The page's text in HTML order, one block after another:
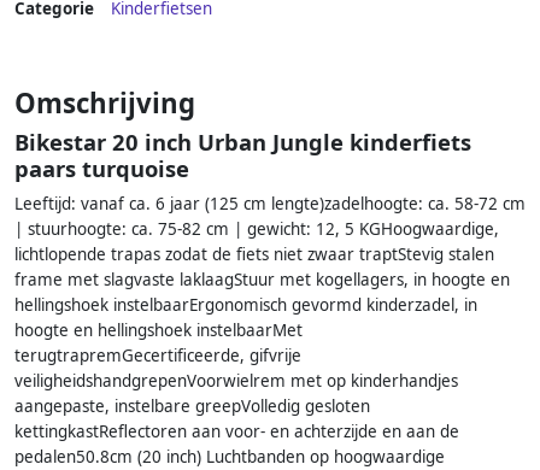
Categorie
Kinderfietsen
Omschrijving
Bikestar 20 inch Urban Jungle kinderfiets
paars turquoise
Leeftijd: vanaf ca. 6 jaar (125 cm lengte)zadelhoogte: ca. 58-72 cm
| stuurhoogte: ca. 75-82 cm | gewicht: 12, 5 KGHoogwaardige,
lichtlopende trapas zodat de fiets niet zwaar traptStevig stalen
frame met slagvaste laklaagStuur met kogellagers, in hoogte en
hellingshoek instelbaarErgonomisch gevormd kinderzadel, in
hoogte en hellingshoek instelbaarMet
terugtrapremGecertificeerde, gifvrije
veiligheidshandgrepenVoorwielrem met op kinderhandjes
aangepaste, instelbare greepVolledig gesloten
kettingkastReflectoren aan voor- en achterzijde en aan de
pedalen50.8cm (20 inch) Luchtbanden op hoogwaardige